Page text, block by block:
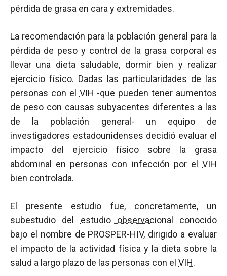
pérdida de grasa en cara y extremidades.
La recomendación para la población general para la
pérdida de peso y control de la grasa corporal es
llevar una dieta saludable, dormir bien y realizar
ejercicio físico. Dadas las particularidades de las
personas con el VIH -que pueden tener aumentos
de peso con causas subyacentes diferentes a las
de la población general- un equipo de
investigadores estadounidenses decidió evaluar el
impacto del ejercicio físico sobre la grasa
abdominal en personas con infección por el VIH
bien controlada.
El presente estudio fue, concretamente, un
subestudio del estudio observacional
conocido
bajo el nombre de PROSPER-HIV, dirigido a evaluar
el impacto de la actividad física y la dieta sobre la
salud a largo plazo de las personas con el VIH.